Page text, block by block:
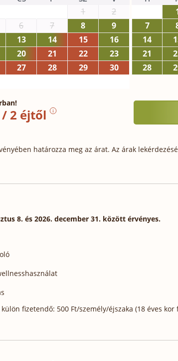
1
2
6 7 8
9
13 14 15
16
20 21 22
23
27 28 29
30
7
14
21
28
/ 2 éjtől
határozza meg az árat. Az árak
8. és 2026. december 31. között érvényes.
fizetendő: 500 Ft/személy/éjszaka (18 éves kor